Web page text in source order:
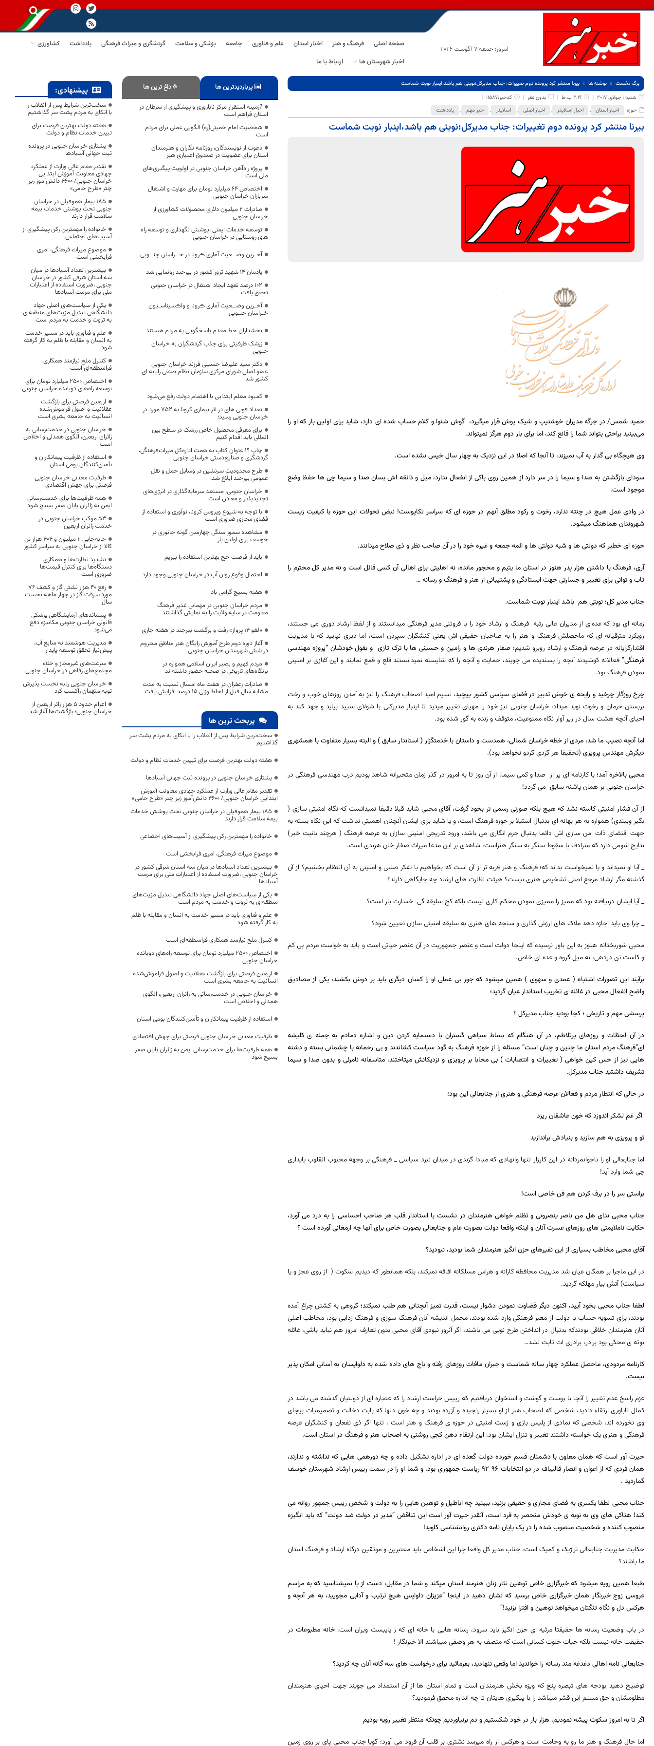
امروز: جمعه 7 آگوست 2026
صفحه اصلی فرهنگ و هنر اخبار استان علم و فناوری جامعه پزشکی و سلامت گردشگری و میراث فرهنگی یادداشت
کشاورزی
اخبار شهرستان ها
ارتباط با ما
برگ نخست نوشته‌ها
بیرنا منتشر کرد پرونده دوم تغییرات: جناب مدیرکل؛نوبتی هم باشد،اینبار نوبت شماست
شنبه 1 جولای 2017
2:19 ب.ظ بدون نظر
کدخبر:11587
حوزه:
اخبار استان , اخبار اسلایدر , اخبار اصلی , اسلایدر , خبر مهم , یادداشت
بیرنا منتشر کرد پرونده دوم تغییرات: جناب مدیرکل؛نوبتی هم باشد،اینبار نوبت شماست
حمید شمس/ در جرگه مدیران خوشتیپ و شیک پوش قرار میگیرد، گوش شنوا و کلام حساب شده ای دارد، شاید برای اولین بار که او را
می‌بینید براحتی بتواند شما را قانع کند، اما برای بار دوم هرگز نمیتواند.
وی هیچگاه بی گدار به آب نمیزند، تا آنجا که اصلا در این نزدیک به چهار سال خیس نشده است.
سودای بازگشتن به صدا و سیما را در سر دارد از همین روی باکی از انفعال ندارد، میل و ذائقه اش بسان صدا و سیما چی ها حفظ وضع
موجود است.
در وادی عمل هیچ در چنته ندارد، رخوت و رکود مطلق آنهم در حوزه ای که سراسر تکاپوست! نبض تحولات این حوزه با کیفیت زیست
شهروندان هماهنگ میشود.
حوزه ای خطیر که دولتی ها و شبه دولتی ها و ائمه جمعه و غیره خود را در آن صاحب نظر و ذی صلاح میدانند.
آری، فرهنگ با داشتن هزار پدر هنوز در استان ما یتیم و محجور مانده، نه اهلیتی برای اهالی آن کسی قائل است و نه مدیر کل محترم را
تاب و توانی برای تغییر و جسارتی جهت ایستادگی و پشتیبانی از هنر و فرهنگ و رسانه …
جناب مدیر کل؛ نوبتی هم باشد اینبار نوبت شماست.
زمانه ای بود که عده‌ای از مدیران عالی رتبه فرهنگ و ارشاد خود را با فروتنی مدیر فرهنگی میدانستند و از لفظ ارشاد دوری می جستند،
رویکرد مترقیانه ای که ماحصلش فرهنگ و هنر را به صاحبان حقیقی اش یعنی کنشگران سپردن است، اما دیری نپایید که با مدیریت
اقتدارگرایانه در عرصه فرهنگ و ارشاد روبرو شدیم؛ صفار هرندی ها و رامین و حسینی ها با ترک تازی و بقول خودشان “پروژه مهندسی
فرهنگی” فعالانه کوشیدند آنچه را پسندیده می جویند، حمایت و آنچه را که شایسته نمیدانستند قلع و قمع نمایند و این آغازی بر امنیتی
نمودن فرهنگ بود.
چرخ روزگار چرخید و رایحه ی خوش تدبیر در فضای سیاسی کشور پیچید، نسیم امید اصحاب فرهنگ را نیز به آمدن روزهای خوب و رخت
بربستن حرمان و رخوت نوید میداد، خراسان جنوبی نیز خود را مهیای تغییر میدید تا اینبار مدیرکلی با شولای سپید بیاید و جهد کند به
احیای آنچه هشت سال در زیر آوار نگاه ممنوعیت، متوقف و زنده به گور شده بود.
اما آنچه نصیب ما شد، مردی از خطه خراسان شمالی، همدست و داستان با خدمتگزار ( استاندار سابق ) و البته بسیار متفاوت با همشهری
دیگرش مهندس پرویزی (تحقیقا هر گردی گردو نخواهد بود).
محبی بالاخره آمد؛ با کارنامه ای پر از صدا و کمی سیما، از آن روز تا به امروز در گذر زمان متحیرانه شاهد بودیم درب مهندسی فرهنگی در
خراسان جنوبی بر همان پاشنه سابق می گردد!
از آن فشار امنیتی کاسته نشد که هیچ بلکه صورتی رسمی تر بخود گرفت، آقای محبی شاید قبلا دقیقا نمیدانست که نگاه امنیتی سازی (
بگیر وببندی) همواره به هر بهانه ای بدنبال استیلا بر حوزه فرهنگ است، و یا شاید برای ایشان آنچنان اهمیتی نداشت که این نگاه بسته به
جهت اقتضای ذات امن سازی اش دائما بدنبال جرم انگاری می باشد، ورود تدریجی امنیتی سازان به عرصه فرهنگ ( هرچند بانیت خیر)
نتایج شومی دارد که مترادف با سقوط سنگر به سنگر هنراست، شاهدی بر این مدعا میراث صفار خان هرندی است.
_ آیا او نمیداند و یا نمیخواست بداند که؛ فرهنگ و هنر فربه تر از آن است که بخواهیم با تفکر صلبی و امنیتی به آن انتظام بخشیم؟ از آن
گذشته مگر ارشاد مرجع اصلی تشخیص هنری نیست؟ هیئت نظارت های ارشاد چه جایگاهی دارند؟
_ آیا ایشان درنیافته بود که ممیز را ممیزی نمودن محکم کاری نیست بلکه کج سلیقه گی خسارت بار است؟
_ چرا وی باید اجازه دهد ملاک های ارزش گذاری و سنجه های هنری به سلیقه امنیتی سازان تعیین شود؟
محبی شوربختانه هنوز به این باور نرسیده که اینجا دولت است و عنصر جمهوریت در آن عنصر حیاتی است و باید به خواست مردم بی کم
و کاست تن دردهی، نه میل گروه و عده ای خاص.
برآیند این تصورات اشتباه ( عمدی و سهوی ) همین میشود که جور بی عملی او را کسان دیگری باید بر دوش بکشند، یکی از مصادیق
واضح انفعال محبی در غائله ی تخریب استاندار عیان گردید؛
پرسشی مهم و تاریخی ؛ کجا بودید جناب مدیرکل ؟
در آن لحظات و روزهای پرتلاطم، در آن هنگام که بساط سیاهی گستران با دستمایه کردن دین و اشاره دمادم به جمله ی کلیشه
ای“فرهنگ مردم استان ما چنین و چنان است“ مسئله را از حوزه فرهنگ به گود سیاست کشاندند و بی رحمانه با چشمانی بسته و دشنه
هایی تیز از حس کین خواهی ( تغییرات و انتصابات ) بی محابا بر پرویزی و نزدیکانش میتاختند، متاسفانه نامرئی و بدون صدا و سیما
تشریف داشتید جناب مدیرکل.
در حالی که انتظار مردم و فعالان عرصه فرهنگی و هنری از جنابعالی این بود؛
اگر غم لشکر اندوزد که خون عاشقان ریزد
تو و پرویزی به هم سازید و بنیادش براندازید
اما جنابعالی او را ناجوانمردانه در این کارزار تنها وانهادی که مبادا گزندی در میدان نبرد سیاسی _ فرهنگی بر وجهه محبوب القلوب پایداری
چی شما وارد آید!
براستی سر را در برف کردن هم فن خاصی است!
جناب محبی ندای هل من ناصر ینصرونی و تظلم خواهی هنرمندان در نشست با استاندار قلب هر صاحب احساسی را به درد می آورد،
حکایت ناملایمتی های روزهای عسرت آنان و اینکه واقعا دولت بصورت عام و جنابعالی بصورت خاص برای آنها چه ارمغانی آورده است ؟
آقای محبی مخاطب بسیاری از این نفیرهای حزن انگیز هنرمندان شما بودید، نبودید؟
در این ماجرا بر همگان عیان شد مدیریت محافظه کارانه و هراس مسلکانه افاقه نمیکند، بلکه همانطور که دیدیم سکوت ( از روی عجز و یا
سیاست) آتش بیار مهلکه گردید.
لطفا جناب محبی بخود آیید، اکنون دیگر قضاوت نمودن دشوار نیست، قدرت تمیز آنچنانی هم طلب نمیکند؛ گروهی به کشتن چراغ آمده
بودند، برای تسویه حساب با دولت از معبر فرهنگی وارد شده بودند، محمل اندیشه آنان فرهنگ سوزی و فرهنگ زدایی بود، مخاطب اصلی
آنان هنرمندان خلاقی بودندکه بدنبال در انداختن طرح نویی می باشند، اگر آنروز نبودی آقای محبی بدون تعارف امروز هم نباید باشی، غائله
بوته ی محکی بود برادر، برادری ات ثابت نشد…
کارنامه مردودی، ماحصل عملکرد چهار ساله شماست و جبران مافات روزهای رفته و باج های داده شده به دلواپسان به آسانی امکان پذیر
نیست.
عزم راسخ عدم تغییر را آنجا با پوست و گوشت و استخوان دریافتیم که رییس حراست ارشاد را که عصاره ای از دولتیان گذشته می باشد در
کمال ناباوری ارتقاء دادید، شخصی که اصحاب هنر از او بسیار رنجیده و آزرده بودند و چه خون دلها که بابت دخالت و تصمیمیات بیجای
وی نخورده اند، شخصی که نمادی از پلیس بازی و ژست امنیتی در حوزه ی فرهنگ و هنر است ، تنها اگر ذی نفعان و کنشگران عرصه
فرهنگی و هنری یک خواسته داشتند تغییر و تنزل ایشان بود، این ارتقاء دهن کجی روشنی به اصحاب هنر و فرهنگ در استان است.
حیرت آور است که همان معاون با دشمنان قسم خورده دولت گعده ای در اداره تشکیل داده و چه دورهمی هایی که نداشته و ندارند،
همان فردی که از اعوان و انصار قالیباف در دو انتخابات ۹۶_۹۲ ریاست جمهوری بود، و شما او را در سمت رییس ارشاد شهرستان خوسف
گماردید .
جناب محبی لطفا یکسری به فضای مجازی و حقیقی بزنید، ببینید چه اباطیل و توهین هایی را به دولت و شخص رییس جمهور روانه می
کند! هتاکی های وی به نوبه ی خودش منحصر به فرد است، آنقدر حیرت آور است این تناقض “مدیر در دولت ضد دولت” که باید انگیزه
منصوب کننده و شخصیت منصوب شده را در یک پایان نامه دکتری روانشناسی کاوید!
حکایت مدیریت جنابعالی تراژیک و کمیک است، جناب مدیر کل واقعا چرا این اشخاص باید معتبرین و موثقین درگاه ارشاد و فرهنگ استان
ما باشند؟
طبعا همین رویه میشود که خبرگزاری خاص توهین نثار زنان هنرمند استان میکند و شما در مقابل، دست از پا نمیشناسید که به مراسم
عروسی زوج خبرنگار همان خبرگزاری خاص برسید که نشان دهید در اینجا “عزیزان دلواپس هیچ ترتیب و آدابی مجویید، به هر آنچه و
هرکس دل و نگاه تنگتان میخواهد توهین و افترا بزنید!”
در باب وضعیت رسانه ها حقیقتا مرثیه ای حزن انگیز باید سرود، رسانه هایی با خانه ای که ز پایبست ویران است،خانه مطبوعاتدر
حقیقت خانه نیست بلکه حیات خلوت کسانی است که متصف به هر وصفی میباشند الا خبرنگار !
جنابعالی نامه اهالی دغدغه مند رسانه را خواندید اما وقعی ننهادید، بفرمائید برای درخواست های سه گانه آنان چه کردید؟
توضیح دهید بودجه های تبصره پنج که ویژه بخش هنرمندان است و تمام استان ها از آن استمداد می جویند جهت احیای هنرمندان
مظلومشان و حق مسلم این قشر میباشد را با پیگیری هایتان تا چه اندازه محقق فرمودید؟
اگر تا به امروز سکوت پیشه نمودیم، هزار بار در خود شکستیم و دم برنیاوردیم چونکه منتظر تغییر رویه بودیم
اما حال فرهنگ و هنر ما رو به وخامت است و هرکس از راه میرسد نشتری بر قلب آن فرود می آورد؛ گویا جناب محبی پای بر روی زمین
پربازدیدترین ها داغ ترین ها
?زمینه استقرار مرکز ناباروری و پیشگیری از سرطان در
استان فراهم است
شخصیت امام خمینی(ره) الگویی عملی برای مردم
است
دعوت از نویسندگان، روزنامه نگاران و هنرمندان
استان برای عضویت در صندوق اعتباری هنر
پروژه راه‌آهن خراسان جنوبی در اولویت پیگیری‌های
ملی است
اختصاص ۶۴ میلیارد تومان برای مهارت و اشتغال
سربازان خراسان جنوبی
صادرات ۲ میلیون دلاری محصولات کشاورزی از
خراسان جنوبی
توسعه خدمات ایمنی ،پوشش نگهداری و توسعه راه
های روستایی در خراسان جنوبی
آخـرین وضــعیت آماری ڪرونا در خــراسان جنــوبی
یادمان ۱۴ شهید ترور کشور در بیرجند رونمایی شد
۱۰۲ درصد تعهد ایجاد اشتغال در خراسان جنوبی
تحقق یافت
آخـرین وضــعیت آماری ڪرونا و واڪسیناسـیون
خـراسان جنـوبی
بخشداران خط مقدم پاسخگویی به مردم هستند
زرشک ظرفیتی برای جذب گردشگران به خراسان
جنوبی
دکتر سید علیرضا حسینی فرزند خراسان جنوبی
عضو اصلی شورای مرکزی سازمان نظام صنفی رایانه ای
کشور شد
کمبود معلم ابتدایی با اهتمام دولت رفع می‌شود
تعداد فوتی های در اثر بیماری کرونا به 752 مورد در
خراسان جنوبی رسید؛
برای معرفی محصول خاص زرشک در سطح بین
المللی باید اقدام کنیم
چاپ ۱۹ عنوان کتاب به همت اداره‌کل میراث‌فرهنگی،
گردشگری و صنایع‌دستی خراسان جنوبی
طرح محدودیت سرنشین در وسایل حمل و نقل
عمومی بیرجند ابلاغ شد.
خراسان جنوبی، مستعد سرمایه‌گذاری در انرژی‌های
تجدیدپذیر و معادن است
با توجه به شیوع ویروس کرونا، نوآوری و استفاده از
فضای مجازی ضروری است
مشاهده سمور سنگی چهارمین گونه جانوری در
خوسف برای اولین بار
باید از فرصت حج بهترین استفاده را ببریم
احتمال وقوع روان آب در خراسان جنوبی وجود دارد
هفته بسیج گرامی باد
مردم خراسان جنوبی در مهمانی غدیر فرهنگ
مقاومت در سایه ولایت را به نمایش گذاشتند
«لغو 14 پرواز» رفت و برگشت بیرجند در هفته جاری
آغاز دوره دوم طرح آموزش رایگان هنر مناطق محروم
در شش شهرستان خراسان جنوبی
مردم فهیم و بصیر ایران اسلامی همواره در
بزنگاه‌های تاریخی در صحنه حضور داشته‌اند
صادرات زعفران در هفت ماه امسال نسبت به مدت
مشابه سال قبل از لحاظ وزنی ۱۵ درصد افزایش یافت
پربحث ترین ها
سخت‌ترین شرایط پس از انقلاب را با اتکای به مردم پشت سر
گذاشتیم
هفته دولت بهترین فرصت برای تبیین خدمات نظام و دولت
یشتازی خراسان جنوبی در پرونده ثبت جهانی آسبادها
تقدیر مقام عالی وزارت از عملکرد جهادی معاونت آموزش
ابتدایی خراسان جنوبی/ ۴۶۰۰ دانش‌آموز زیر چتر «طرح حامی»
۱۸۵ بیمار هموفیلی در خراسان جنوبی تحت پوشش خدمات
بیمه سلامت قرار دارند
خانواده را مهمترین رکن پیشگیری از آسیب‌های اجتماعی
موضوع میراث فرهنگی، امری فرابخشی است
بیشترین تعداد آسبادها در میان سه استان شرقی کشور در
خراسان جنوبی ،ضرورت استفاده از اعتبارات ملی برای مرمت
آسبادها
یکی از سیاست‌های اصلی جهاد دانشگاهی تبدیل مزیت‌های
منطقه‌ای به ثروت و خدمت به مردم است
علم و فناوری باید در مسیر خدمت به انسان و مقابله با ظلم
به کار گرفته شود
کنترل ملخ نیازمند همکاری فرامنطقه‌ای است
اختصاص 2500 میلیارد تومان برای توسعه راه‌های دوبانده
خراسان جنوبی
اربعین فرصتی برای بازگشت عقلانیت و اصول فراموش‌شده
انسانیت به جامعه بشری است
خراسان جنوبی در خدمت‌رسانی به زائران اربعین، الگوی
همدلی و اخلاص است
استفاده از ظرفیت پیمانکاران و تأمین‌کنندگان بومی استان
ظرفیت معدنی خراسان جنوبی فرصتی برای جهش اقتصادی
همه ظرفیت‌ها برای خدمت‌رسانی ایمن به زائران پایان صفر
بسیج شود
پیشنهادی:
سخت‌ترین شرایط پس از انقلاب را
با اتکای به مردم پشت سر گذاشتیم
هفته دولت بهترین فرصت برای
تبیین خدمات نظام و دولت
یشتازی خراسان جنوبی در پرونده
ثبت جهانی آسبادها
تقدیر مقام عالی وزارت از عملکرد
جهادی معاونت آموزش ابتدایی
خراسان جنوبی/ ۴۶۰۰ دانش‌آموز زیر
چتر «طرح حامی»
۱۸۵ بیمار هموفیلی در خراسان
جنوبی تحت پوشش خدمات بیمه
سلامت قرار دارند
خانواده را مهمترین رکن پیشگیری از
آسیب‌های اجتماعی
موضوع میراث فرهنگی، امری
فرابخشی است
بیشترین تعداد آسبادها در میان
سه استان شرقی کشور در خراسان
جنوبی ،ضرورت استفاده از اعتبارات
ملی برای مرمت آسبادها
یکی از سیاست‌های اصلی جهاد
دانشگاهی تبدیل مزیت‌های منطقه‌ای
به ثروت و خدمت به مردم است
علم و فناوری باید در مسیر خدمت
به انسان و مقابله با ظلم به کار گرفته
شود
کنترل ملخ نیازمند همکاری
فرامنطقه‌ای است
اختصاص 2500 میلیارد تومان برای
توسعه راه‌های دوبانده خراسان جنوبی
اربعین فرصتی برای بازگشت
عقلانیت و اصول فراموش‌شده
انسانیت به جامعه بشری است
خراسان جنوبی در خدمت‌رسانی به
زائران اربعین، الگوی همدلی و اخلاص
است
استفاده از ظرفیت پیمانکاران و
تأمین‌کنندگان بومی استان
ظرفیت معدنی خراسان جنوبی
فرصتی برای جهش اقتصادی
همه ظرفیت‌ها برای خدمت‌رسانی
ایمن به زائران پایان صفر بسیج شود
53 موکب خراسان جنوبی در
خدمت زائران اربعین
جابه‌جایی 2 میلیون و 404 هزار تن
کالا از خراسان جنوبی به سراسر کشور
تشدید نظارت‌ها و همکاری
دستگاه‌ها برای کنترل قیمت‌ها
ضروری است
رفع 40 هزار نشتی گاز و کشف 76
مورد سرقت گاز در چهار ماهه نخست
سال
پسماندهای آزمایشگاهی پزشکی
قانونی خراسان جنوبی مکانیزه دفع
می‌شود
مدیریت هوشمندانه منابع آب،
پیش‌نیاز تحقق توسعه پایدار
سرعت‌های غیرمجاز و خلاء
مجتمع‌های رفاهی در خراسان جنوبی
خراسان جنوبی رتبه نخست پذیرش
توبه متهمان راکسب کرد
اعزام حدود 5 هزار زائر اربعین از
خراسان جنوبی؛ بازگشت‌ها آغاز شد